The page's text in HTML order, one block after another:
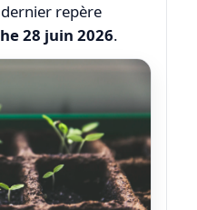
repère
28 juin 2026.